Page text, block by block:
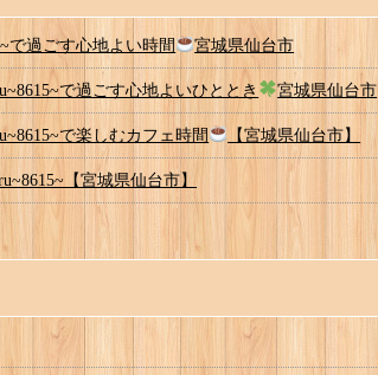
で過ごす心地よい時間 宮城県仙台市
で過ごす心地よいひととき 宮城県仙台市
で楽しむカフェ時間 【宮城県仙台市】
【宮城県仙台市】